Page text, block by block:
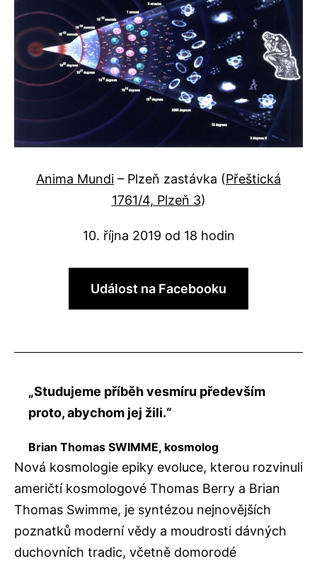
Anima Mundi – Plzeň zastávka (Přeštická
1761/4, Plzeň 3)
10. října 2019 od 18 hodin
Událost na Facebooku
„Studujeme příběh vesmíru především
proto, abychom jej žili.“
Brian Thomas SWIMME, kosmolog
Nová kosmologie epiky evoluce, kterou rozvinuli
američtí kosmologové Thomas Berry a Brian
Thomas Swimme, je syntézou nejnovějších
poznatků moderní vědy a moudrosti dávných
duchovních tradic, včetně domorodé